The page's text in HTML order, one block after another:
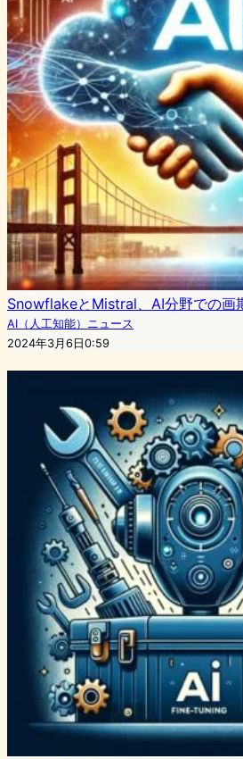
SnowflakeとMistral、AI分野での画
AI（人工知能）ニュース
2024年3月6日0:59